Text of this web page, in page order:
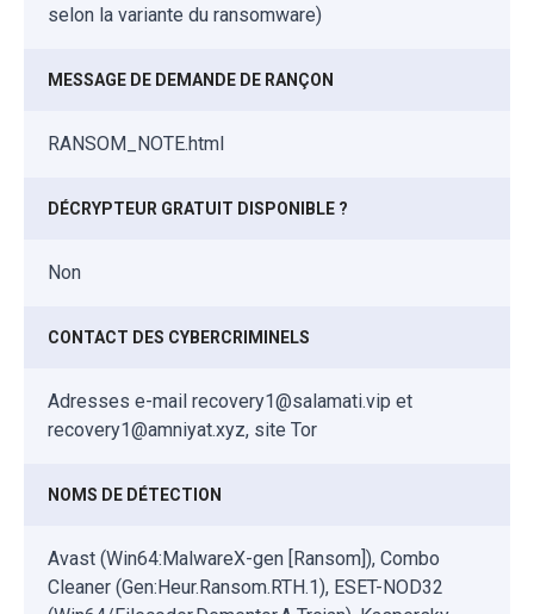
selon la variante du ransomware)
MESSAGE DE DEMANDE DE RANÇON
RANSOM_NOTE.html
DÉCRYPTEUR GRATUIT DISPONIBLE ?
Non
CONTACT DES CYBERCRIMINELS
Adresses e-mail recovery1@salamati.vip et
recovery1@amniyat.xyz, site Tor
NOMS DE DÉTECTION
Avast (Win64:MalwareX-gen [Ransom]), Combo
Cleaner (Gen:Heur.Ransom.RTH.1), ESET-NOD32